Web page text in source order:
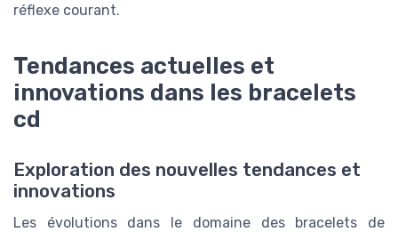
réflexe courant.
Tendances actuelles et
innovations dans les bracelets
cd
Exploration des nouvelles tendances et
innovations
Les évolutions dans le domaine des bracelets de